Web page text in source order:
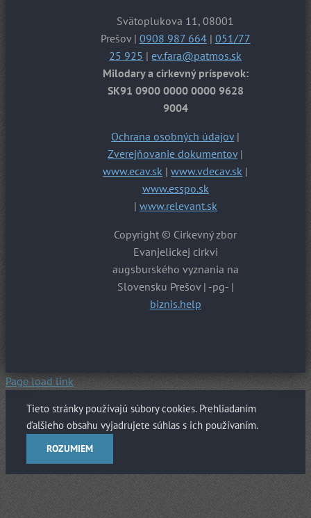
Svätoplukova 11, 08001
Prešov | 0908 987 664| 051/77
25 925 |ev.fara@patmos.sk
Milodary a cirkevný príspevok:
SK91 0900 0000 0000 9628
9004
Ochrana osobných údajov|
Zverejňovanie dokumentov|
www.ecav.sk |www.vdecav.sk |
www.esspo.sk
| www.relevant.sk
Copyright © Cirkevný zbor
Evanjelickej cirkvi
augsburského vyznania na
Slovensku Prešov | -pg- |
biznis.help
Page load link
Tieto stránky používajú súbory cookies. Prehliadaním
ďalšieho obsahu vyjadrujete súhlas s ich používaním.
ROZUMIEM